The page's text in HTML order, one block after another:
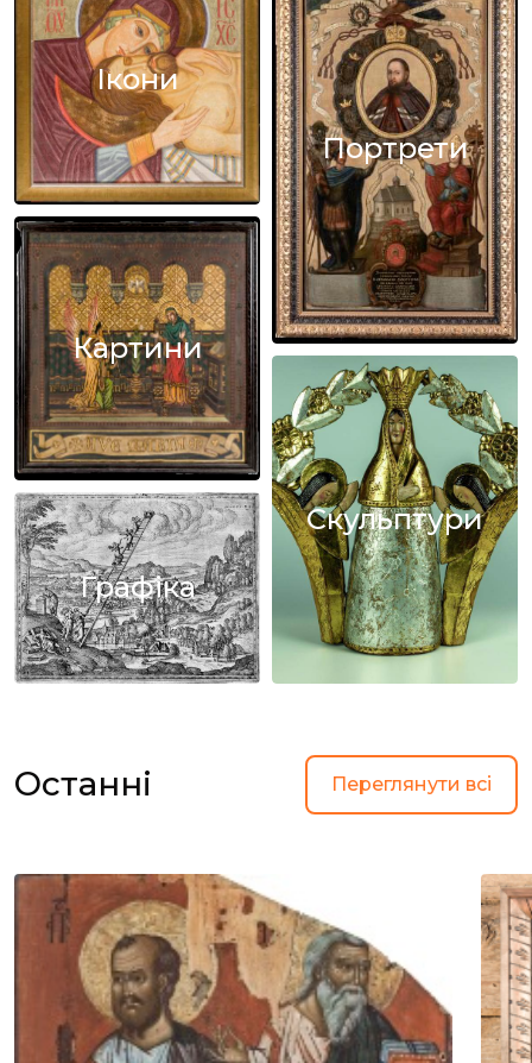
Ікони
Портрети
Картини
Скульптури
Графіка
Останні Переглянути всі